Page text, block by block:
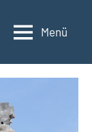
Menü